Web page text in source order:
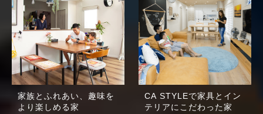
家族とふれあい、趣味を
より楽しめる家
CA STYLEで家具とイン
テリアにこだわった家